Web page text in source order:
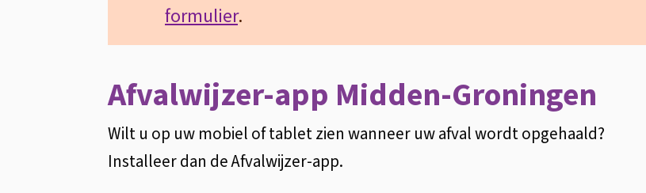
e
r
n
)
formulier.
Afvalwijzer-app Midden-Groningen
Wilt u op uw mobiel of tablet zien wanneer uw afval wordt opgehaald?
Installeer dan de Afvalwijzer-app.